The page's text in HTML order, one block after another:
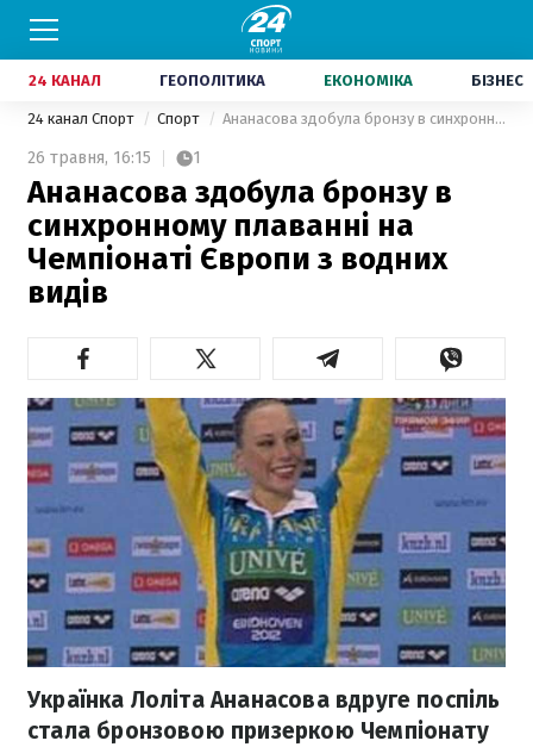
24 КАНАЛ ГЕОПОЛІТИКА ЕКОНОМІКА БІЗНЕС
24 канал Спорт Спорт Ананасова здобула бронзу в синхронному плаванні на Чемпіонаті Європи з водних видів
26 травня, 16:15 1
Ананасова здобула бронзу в
синхронному плаванні на
Чемпіонаті Європи з водних
видів
Українка Лоліта Ананасова вдруге поспіль
стала бронзовою призеркою Чемпіонату